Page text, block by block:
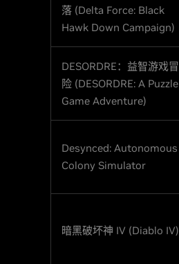
落 (Delta Force: Black
Hawk Down Campaign)
DESORDRE：益智游戏冒
险 (DESORDRE: A Puzzle
Game Adventure)
Desynced: Autonomous
Colony Simulator
暗黑破坏神 IV (Diablo IV)